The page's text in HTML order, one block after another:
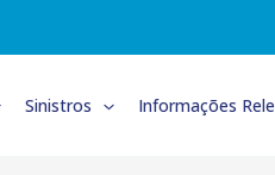
Sinistros Informações